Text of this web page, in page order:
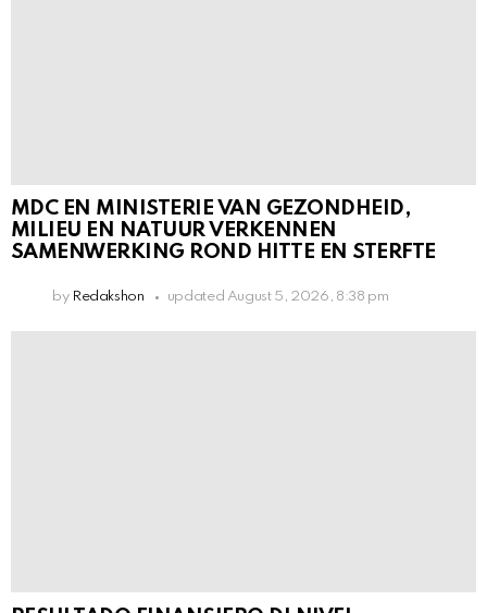
MDC EN MINISTERIE VAN GEZONDHEID,
MILIEU EN NATUUR VERKENNEN
SAMENWERKING ROND HITTE EN STERFTE
by Redakshon updated August 5, 2026, 8:38 pm